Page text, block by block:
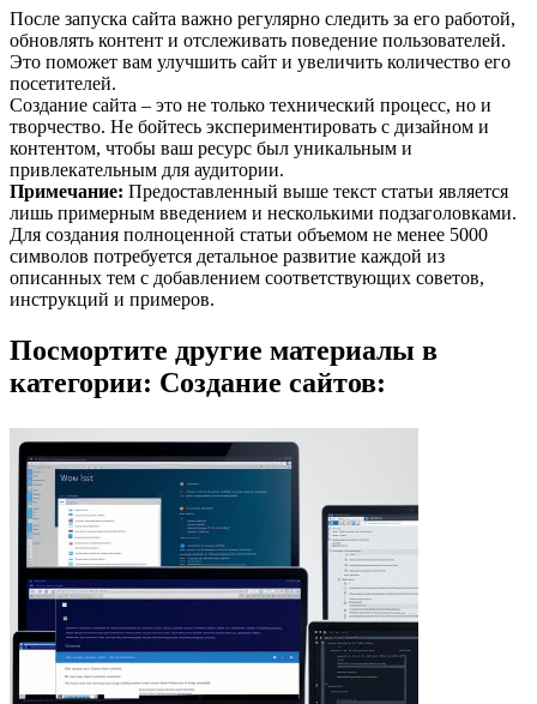
После запуска сайта важно регулярно следить за его работой,
обновлять контент и отслеживать поведение пользователей.
Это поможет вам улучшить сайт и увеличить количество его
посетителей.
Создание сайта – это не только технический процесс, но и
творчество. Не бойтесь экспериментировать с дизайном и
контентом, чтобы ваш ресурс был уникальным и
привлекательным для аудитории.
Примечание: Предоставленный выше текст статьи является
лишь примерным введением и несколькими подзаголовками.
Для создания полноценной статьи объемом не менее 5000
символов потребуется детальное развитие каждой из
описанных тем с добавлением соответствующих советов,
инструкций и примеров.
Посмортите другие материалы в
категории: Создание сайтов: